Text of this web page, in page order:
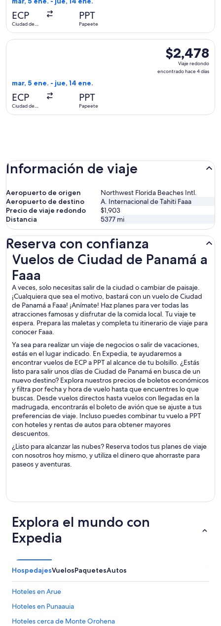
ECP
Ciudad de
PPT
Papeete
$2,478
Viaje
redondo,
$2,478
Viaje redondo
encontrado hace 4 días
mar, 5 ene. - jue, 14 ene.
ECP
Ciudad de
PPT
Papeete
Seleccionar vuelo de United, con salida el mar, 5 ene.
Información de viaje
Aeropuerto de origen
Northwest Florida Beaches Intl.
Aeropuerto de destino
A. Internacional de Tahiti Faaa
Precio de viaje redondo
$1,903
Distancia
5377 mi
Reserva con confianza
Vuelos de Ciudad de Panamá a
Faaa
A veces, solo necesitas salir de la ciudad o cambiar de paisaje.
¡Cualquiera que sea el motivo, bastará con un vuelo de Ciudad
de Panamá a Faaa! ¡Anímate! Haz planes para ver todas las
atracciones famosas y disfrutar de la comida local. Tu viaje te
espera. Prepara las maletas y completa tu itinerario de viaje para
conocer Faaa.
Ya sea para realizar un viaje de negocios o salir de vacaciones,
estás en el lugar indicado. En Expedia, te ayudaremos a
encontrar vuelos de ECP a PPT al alcance de tu bolsillo. ¿Estás
listo para salir unos días de Ciudad de Panamá en busca de un
nuevo destino? Explora nuestros precios de boletos económicos
y filtra por fecha y hora de vuelo hasta que encuentres lo que
buscas. Desde vuelos directos hasta vuelos con llegadas en la
madrugada, encontrarás el boleto de avión que se ajuste a tus
preferencias de viaje. Incluso puedes combinar tu vuelo a PPT
con hoteles y rentas de autos para obtener mayores
descuentos.
¿Listo para alcanzar las nubes? Reserva todos tus planes de viaje
con nosotros hoy mismo, y utiliza el dinero que ahorraste para
paseos y aventuras.
Vuelos de Ciudad de Panamá a Faaa
Explora el mundo con
Expedia
HospedajesVuelosPaquetesAutos
Hoteles en Arue
Hoteles en Punaauia
Hoteles cerca de Monte Orohena